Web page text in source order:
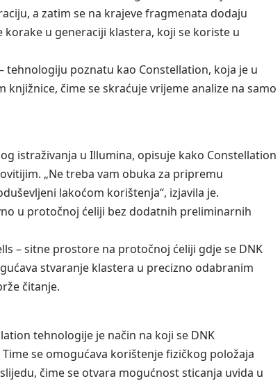
a zatim se na krajeve fragmenata dodaju
u generaciji klastera, koji se koriste u
poznatu kao Constellation, koja je u
čime se skraćuje vrijeme analize na samo
istraživanja u Illumina, opisuje kako Constellation
„Ne treba vam obuka za pripremu
lakoćom korištenja“, izjavila je.
u protočnoj ćeliji bez dodatnih preliminarnih
– sitne prostore na protočnoj ćeliji gdje se DNK
stvaranje klastera u precizno odabranim
čitanje.
tehnologije je način na koji se DNK
se omogućava korištenje fizičkog položaja
čime se otvara mogućnost sticanja uvida u